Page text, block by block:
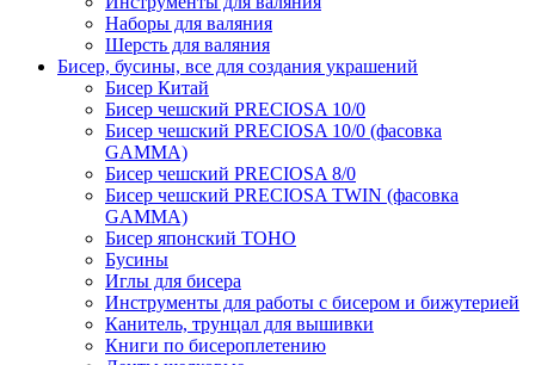
Наборы для валяния
Шерсть для валяния
Бисер, бусины, все для создания украшений
Бисер Китай
Бисер чешский PRECIOSA 10/0
Бисер чешский PRECIOSA 10/0 (фасовка
GAMMA)
Бисер чешский PRECIOSA 8/0
Бисер чешский PRECIOSA TWIN (фасовка
GAMMA)
Бисер японский TOHO
Бусины
Иглы для бисера
Инструменты для работы с бисером и бижутерией
Канитель, трунцал для вышивки
Книги по бисероплетению